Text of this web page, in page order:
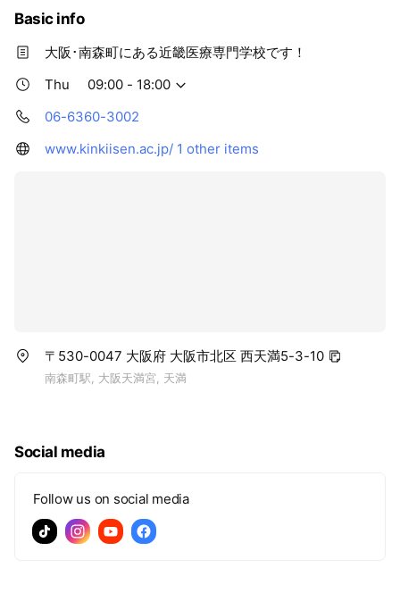
授業時間は両学科共に午前コース・午後コースと2タイプ
ございます。
自分に合ったライフスタイルで学ぶ環境がここにありま
お気軽に友達追加してください！
Basic info
大阪･南森町にある近畿医療専門学校です！
Thu
09:00 - 18:00
06-6360-3002
www.kinkiisen.ac.jp/ 1 other items
〒530-0047 大阪府 大阪市北区 西天満5-3-10
南森町駅, 大阪天満宮, 天満
Social media
Follow us on social media